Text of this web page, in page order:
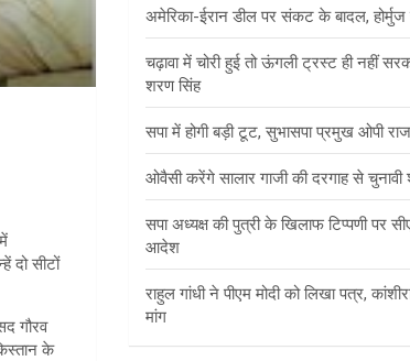
दो सीटों
गौरव
के
अमेरिका-ईरान डील पर संकट के बादल,
चढ़ावा में चोरी हुई तो ऊंगली ट्रस्ट ही नहीं
शरण सिंह
सपा में होगी बड़ी टूट, सुभासपा प्रमुख ओपी
ओवैसी करेंगे सालार गाजी की दरगाह से
सपा अध्यक्ष की पुत्री के खिलाफ टिप्पणी पर
आदेश
राहुल गांधी ने पीएम मोदी को लिखा पत्र,
मांग